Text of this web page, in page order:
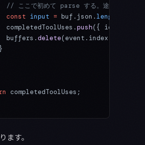
// ここで初めて parse する。途中ではしな
const
input = buf.json.length
completedToolUses.
push({ id: buf.id,
buffers.
delete(event.index);
completedToolUses;
ます。